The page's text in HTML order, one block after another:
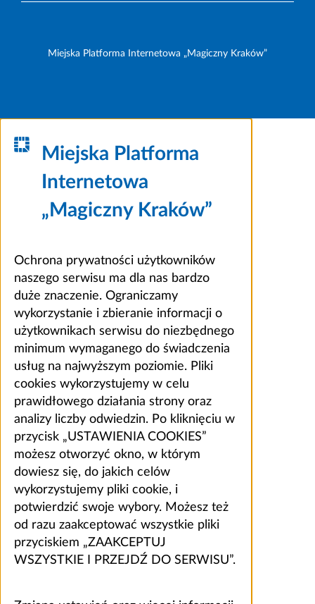
Miejska Platforma Internetowa „Magiczny Kraków”
Miejska Platforma
Internetowa
„Magiczny Kraków”
Ochrona prywatności użytkowników
naszego serwisu ma dla nas bardzo
duże znaczenie. Ograniczamy
wykorzystanie i zbieranie informacji o
użytkownikach serwisu do niezbędnego
minimum wymaganego do świadczenia
usług na najwyższym poziomie. Pliki
cookies wykorzystujemy w celu
prawidłowego działania strony oraz
analizy liczby odwiedzin. Po kliknięciu w
przycisk „USTAWIENIA COOKIES”
możesz otworzyć okno, w którym
dowiesz się, do jakich celów
wykorzystujemy pliki cookie, i
potwierdzić swoje wybory. Możesz też
od razu zaakceptować wszystkie pliki
przyciskiem „ZAAKCEPTUJ
WSZYSTKIE I PRZEJDŹ DO SERWISU”.